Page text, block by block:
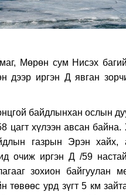
Мөрөн сум Нисэх
дээр иргэн Д явган
байдлынхан ослын
цагт хүлээн авсан байна.
газрын Эрэн хайх,
очиж иргэн Д /59
зохион байгуулан
төвөөс урд зүгт 5 км